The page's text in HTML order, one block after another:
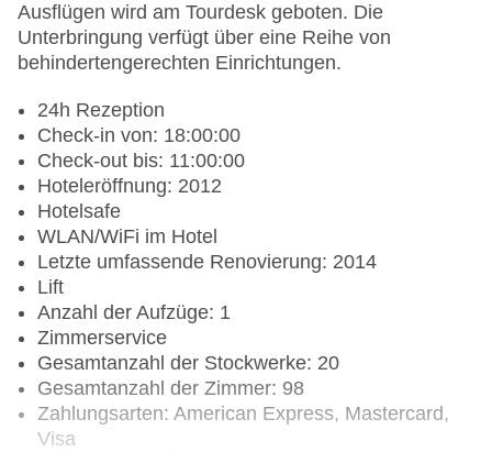
Ausflügen wird am Tourdesk geboten. Die
Unterbringung verfügt über eine Reihe von
behindertengerechten Einrichtungen.
24h Rezeption
Check-in von: 18:00:00
Check-out bis: 11:00:00
Hoteleröffnung: 2012
Hotelsafe
WLAN/WiFi im Hotel
Letzte umfassende Renovierung: 2014
Lift
Anzahl der Aufzüge: 1
Zimmerservice
Gesamtanzahl der Stockwerke: 20
Gesamtanzahl der Zimmer: 98
Zahlungsarten: American Express, Mastercard,
Visa